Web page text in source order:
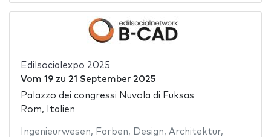
Edilsocialexpo 2025
Vom 19zu 21 September 2025
Palazzo dei congressi Nuvola di Fuksas
Rom, Italien
Ingenieurwesen, Farben, Design, Architektur,